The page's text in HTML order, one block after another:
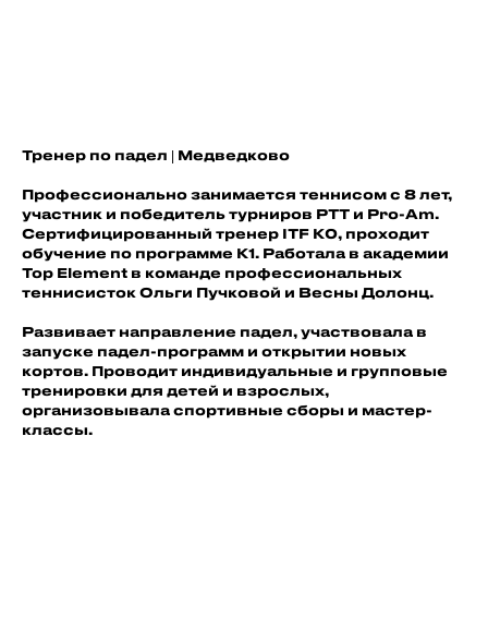
Тренер по падел | Медведково
Профессионально занимается теннисом с 8 лет,
участник и победитель турниров РТТ и Pro-Am.
Сертифицированный тренер ITF K0, проходит
обучение по программе K1. Работала в академии
Top Element в команде профессиональных
теннисисток Ольги Пучковой и Весны Долонц.
Развивает направление падел, участвовала в
запуске падел-программ и открытии новых
кортов. Проводит индивидуальные и групповые
тренировки для детей и взрослых,
организовывала спортивные сборы и мастер-
классы.